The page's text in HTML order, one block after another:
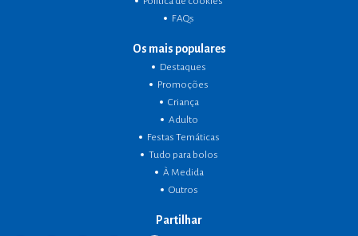
FAQs
Os mais populares
Destaques
Promoções
Criança
Adulto
Festas Temáticas
Tudo para bolos
À Medida
Outros
Partilhar